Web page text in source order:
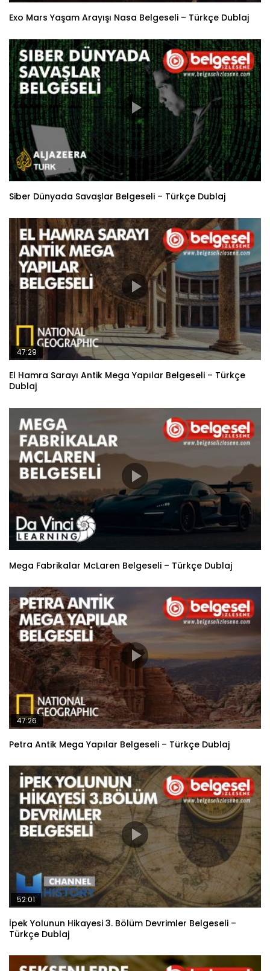
Exo Mars Yaşam Arayışı Nasa Belgeseli – Türkçe Dublaj
Siber Dünyada Savaşlar Belgeseli – Türkçe Dublaj
47:29
El Hamra Sarayı Antik Mega Yapılar Belgeseli – Türkçe
Dublaj
Mega Fabrikalar McLaren Belgeseli – Türkçe Dublaj
47:26
Petra Antik Mega Yapılar Belgeseli – Türkçe Dublaj
52:01
İpek Yolunun Hikayesi 3. Bölüm Devrimler Belgeseli –
Türkçe Dublaj